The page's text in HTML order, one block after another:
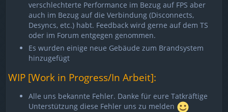
verschlechterte Performance im Bezug auf FPS aber
auch im Bezug auf die Verbindung (Disconnects,
Desyncs, etc.) habt. Feedback wird gerne auf dem TS
oder im Forum entgegen genommen.
Es wurden einige neue Gebäude zum Brandsystem
hinzugefügt
WIP [Work in Progress/In Arbeit]:
Alle uns bekannte Fehler. Danke für eure Tatkräftige
Unterstützung diese Fehler uns zu melden